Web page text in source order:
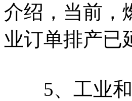
介绍，当前，
业订单排产已
5、工业和